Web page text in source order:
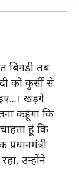
बिगड़ी तब
को कुर्सी से
खड़गे
कहूंगा कि
हूं कि
उन्होंने